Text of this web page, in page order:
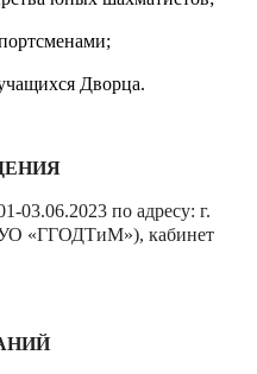
Дворца.
03.06.2023 по адресу: г.
«ГГОДТиМ»), кабинет